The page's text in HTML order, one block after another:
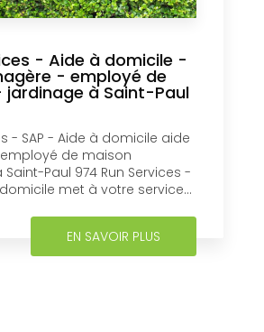
- Aide à domicile -
- employé de
jardinage à Saint-Paul
- SAP - Aide à domicile aide
de maison
Paul 974 Run Services -
met à votre service...
EN SAVOIR PLUS